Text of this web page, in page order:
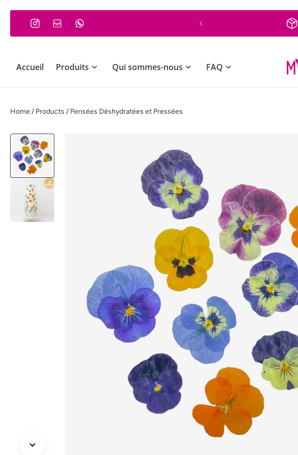
AU CONTENU
Commande minimum 30€
Accueil Produits Qui sommes-nous FAQ
Home/ Products / Pensées Déshydratées et Pressées